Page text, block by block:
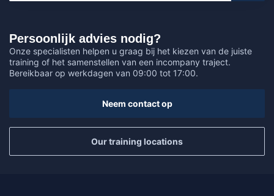
Persoonlijk advies nodig?
Onze specialisten helpen u graag bij het kiezen van de juiste
training of het samenstellen van een incompany traject.
Bereikbaar op werkdagen van 09:00 tot 17:00.
Neem contact op
Our training locations